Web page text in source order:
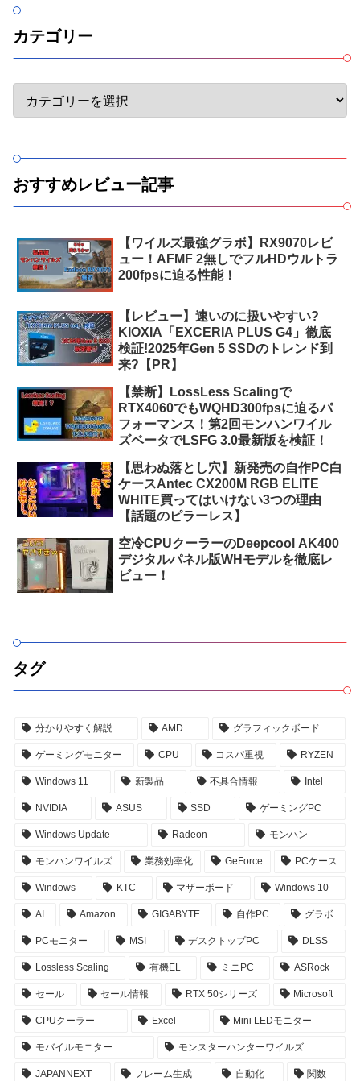
カテゴリー
おすすめレビュー記事
【ワイルズ最強グラボ】RX9070レビ
ュー！AFMF 2無しでフルHDウルトラ
200fpsに迫る性能！
【レビュー】速いのに扱いやすい?
KIOXIA「EXCERIA PLUS G4」徹底
検証!2025年Gen 5 SSDのトレンド到
来?【PR】
【禁断】LossLess Scalingで
RTX4060でもWQHD300fpsに迫るパ
フォーマンス！第2回モンハンワイル
ズベータでLSFG 3.0最新版を検証！
【思わぬ落とし穴】新発売の自作PC白
ケースAntec CX200M RGB ELITE
WHITE買ってはいけない3つの理由
【話題のピラーレス】
空冷CPUクーラーのDeepcool AK400
デジタルパネル版WHモデルを徹底レ
ビュー！
タグ
分かりやすく解説 AMD グラフィックボード
ゲーミングモニター CPU コスパ重視 RYZEN
Windows 11 新製品 不具合情報 Intel
NVIDIA ASUS SSD ゲーミングPC
Windows Update Radeon モンハン
モンハンワイルズ 業務効率化 GeForce PCケース
Windows KTC マザーボード Windows 10
AI Amazon GIGABYTE 自作PC グラボ
PCモニター MSI デスクトップPC DLSS
Lossless Scaling 有機EL ミニPC ASRock
セール セール情報 RTX 50シリーズ Microsoft
CPUクーラー Excel Mini LEDモニター
モバイルモニター モンスターハンターワイルズ
JAPANNEXT フレーム生成 自動化 関数